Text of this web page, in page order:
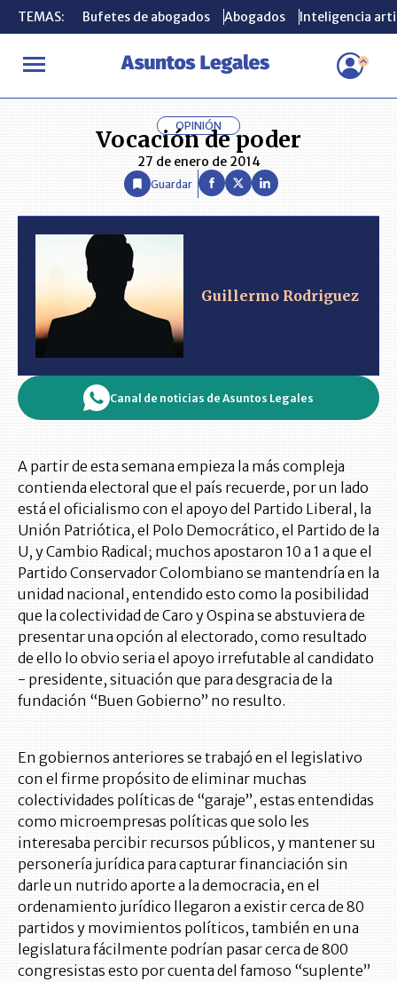
TEMAS: Bufetes de abogados Abogados Inteligencia
INICIO ANÁLISIS GUILLERMO RODRIGUEZ Vocación de poder
TEMAS: Bufetes de abogados Abogados Inteligencia
OPINIÓN
Vocación de poder
27 de enero de 2014
Guardar
Guillermo Rodriguez
Canal de noticias de Asuntos Legales
A partir de esta semana empieza la más compleja
contienda electoral que el país recuerde, por un lado
está el oficialismo con el apoyo del Partido Liberal, la
Unión Patriótica, el Polo Democrático, el Partido de la
U, y Cambio Radical; muchos apostaron 10 a 1 a que el
Partido Conservador Colombiano se mantendría en la
unidad nacional, entendido esto como la posibilidad
que la colectividad de Caro y Ospina se abstuviera de
presentar una opción al electorado, como resultado
de ello lo obvio seria el apoyo irrefutable al candidato
- presidente, situación que para desgracia de la
fundación “Buen Gobierno” no resulto.
En gobiernos anteriores se trabajó en el legislativo
con el firme propósito de eliminar muchas
colectividades políticas de “garaje”, estas entendidas
como microempresas políticas que solo les
interesaba percibir recursos públicos, y mantener su
personería jurídica para capturar financiación sin
darle un nutrido aporte a la democracia, en el
ordenamiento jurídico llegaron a existir cerca de 80
partidos y movimientos políticos, también en una
legislatura fácilmente podrían pasar cerca de 800
congresistas esto por cuenta del famoso “suplente”